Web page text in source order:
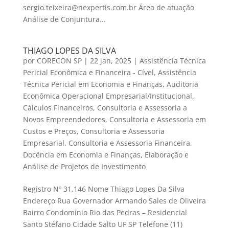
sergio.teixeira@nexpertis.com.br Área de atuação
Análise de Conjuntura...
THIAGO LOPES DA SILVA
por CORECON SP| 22 jan, 2025| Assistência Técnica
Pericial Econômica e Financeira - Cível, Assistência
Técnica Pericial em Economia e Finanças, Auditoria
Econômica Operacional Empresarial/Institucional,
Cálculos Financeiros, Consultoria e Assessoria a
Novos Empreendedores, Consultoria e Assessoria em
Custos e Preços, Consultoria e Assessoria
Empresarial, Consultoria e Assessoria Financeira,
Docência em Economia e Finanças, Elaboração e
Análise de Projetos de Investimento
Registro Nº 31.146 Nome Thiago Lopes Da Silva
Endereço Rua Governador Armando Sales de Oliveira
Bairro Condomínio Rio das Pedras – Residencial
Santo Stéfano Cidade Salto UF SP Telefone (11)